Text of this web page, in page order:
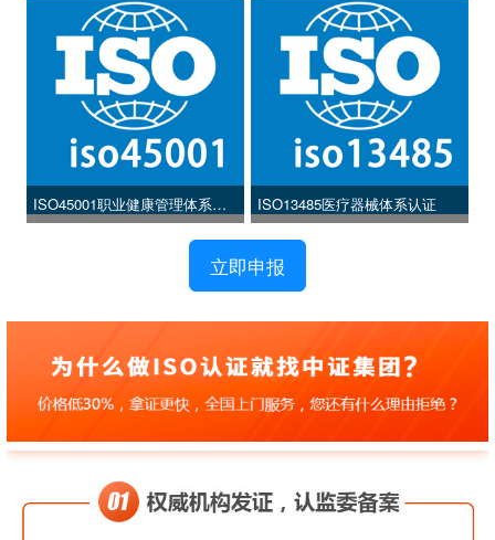
ISO45001职业健康管理体系认
证
ISO13485医疗器械体系认证
立即申报